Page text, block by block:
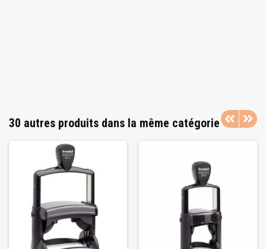
30 autres produits dans la même catégorie